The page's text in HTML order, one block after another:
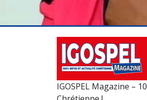
IGOSPEL Magazine –